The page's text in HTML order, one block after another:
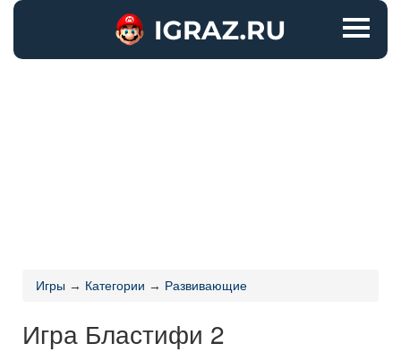
Игры → Категории → Развивающие
Игра Бластифи 2